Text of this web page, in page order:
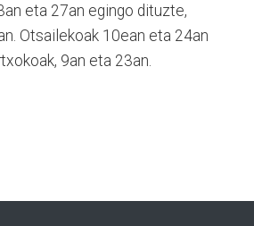
eta 27an egingo dituzte,
Otsailekoak 10ean eta 24an
9an eta 23an.